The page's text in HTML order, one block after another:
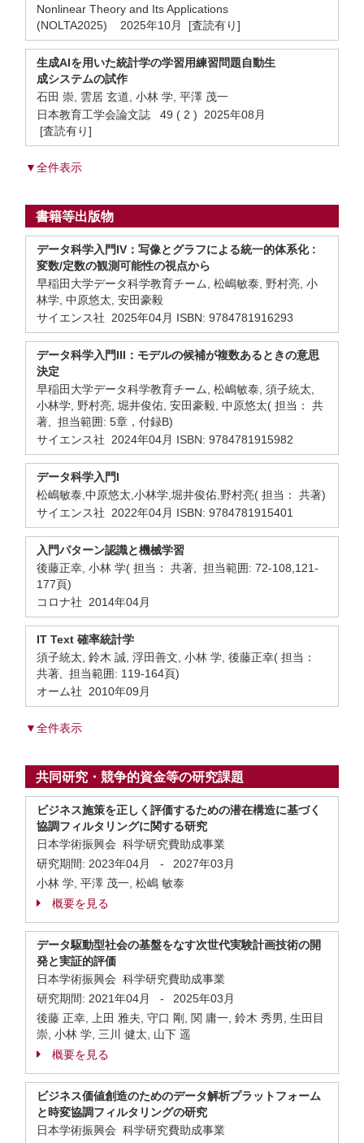
Nonlinear Theory and Its Applications
(NOLTA2025) 2025年10月 [査読有り]
生成AIを用いた統計学の学習用練習問題自動生
成システムの試作
石田 崇, 雲居 玄道, 小林 学, 平澤 茂一
日本教育工学会論文誌 49 ( 2 ) 2025年08月
[査読有り]
▼全件表示
書籍等出版物
データ科学入門IV：写像とグラフによる統一的体系化 :
変数/定数の観測可能性の視点から
早稲田大学データ科学教育チーム, 松嶋敏泰, 野村亮, 小
林学, 中原悠太, 安田豪毅
サイエンス社 2025年04月 ISBN: 9784781916293
データ科学入門III：モデルの候補が複数あるときの意思
決定
早稲田大学データ科学教育チーム, 松嶋敏泰, 須子統太,
小林学, 野村亮, 堀井俊佑, 安田豪毅, 中原悠太( 担当： 共
著, 担当範囲: 5章，付録B)
サイエンス社 2024年04月 ISBN: 9784781915982
データ科学入門I
松嶋敏泰,中原悠太,小林学,堀井俊佑,野村亮( 担当： 共著)
サイエンス社 2022年04月 ISBN: 9784781915401
入門パターン認識と機械学習
後藤正幸, 小林 学( 担当： 共著, 担当範囲: 72-108,121-
177頁)
コロナ社 2014年04月
IT Text 確率統計学
須子統太, 鈴木 誠, 浮田善文, 小林 学, 後藤正幸( 担当：
共著, 担当範囲: 119-164頁)
オーム社 2010年09月
▼全件表示
共同研究・競争的資金等の研究課題
ビジネス施策を正しく評価するための潜在構造に基づく
協調フィルタリングに関する研究
日本学術振興会 科学研究費助成事業
研究期間: 2023年04月 -
2027年03月
小林 学, 平澤 茂一, 松嶋 敏泰
概要を見る
データ駆動型社会の基盤をなす次世代実験計画技術の開
発と実証的評価
日本学術振興会 科学研究費助成事業
研究期間: 2021年04月 -
2025年03月
後藤 正幸, 上田 雅夫, 守口 剛, 関 庸一, 鈴木 秀男, 生田目
崇, 小林 学, 三川 健太, 山下 遥
概要を見る
ビジネス価値創造のためのデータ解析プラットフォーム
と時変協調フィルタリングの研究
日本学術振興会 科学研究費助成事業